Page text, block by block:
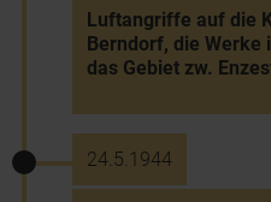
Luftangriffe auf die
Berndorf, die Werke
das Gebiet zw.
24.5.1944